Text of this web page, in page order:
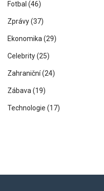
Fotbal (46)
Zprávy(37)
Ekonomika(29)
Celebrity(25)
Zahraniční(24)
Zábava(19)
Technologie (17)